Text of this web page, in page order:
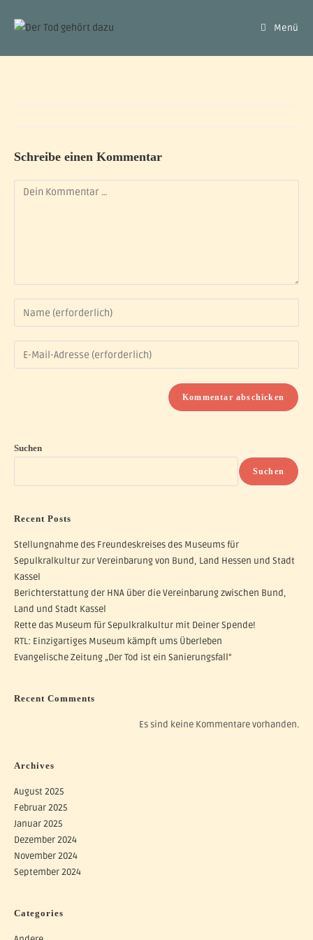
Menü
Schreibe einen Kommentar
Suchen
Suchen
Recent Posts
Stellungnahme des Freundeskreises des Museums für
Sepulkralkultur zur Vereinbarung von Bund, Land Hessen und Stadt
Kassel
Berichterstattung der HNA über die Vereinbarung zwischen Bund,
Land und Stadt Kassel
Rette das Museum für Sepulkralkultur mit Deiner Spende!
RTL: Einzigartiges Museum kämpft ums Überleben
Evangelische Zeitung „Der Tod ist ein Sanierungsfall“
Recent Comments
Es sind keine Kommentare vorhanden.
Archives
August 2025
Februar 2025
Januar 2025
Dezember 2024
November 2024
September 2024
Categories